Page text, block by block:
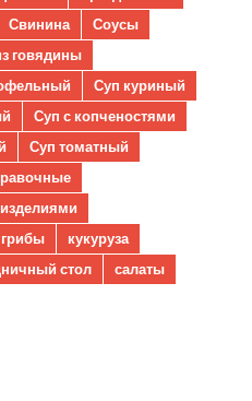
Свинина
Соусы
говядины
Суп куриный
Суп с копченостями
Суп томатный
грибы
кукуруза
стол
салаты